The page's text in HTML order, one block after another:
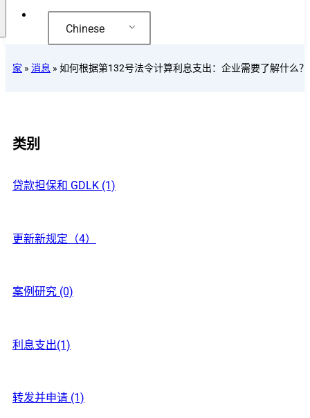
Chinese
家 » 消息 » 如何根据第132号法令计算利息支出：企业需要了解什么？
类别
贷款担保和 GDLK (1)
更新新规定（4）
案例研究 (0)
利息支出(1)
转发并申请 (1)